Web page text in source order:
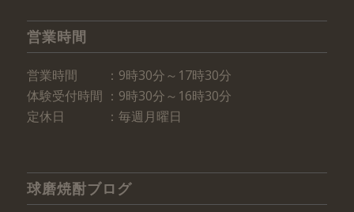
営業時間
営業時間 ：9時30分～17時30分
体験受付時間 ：9時30分～16時30分
定休日 ：毎週月曜日
球磨焼酎ブログ